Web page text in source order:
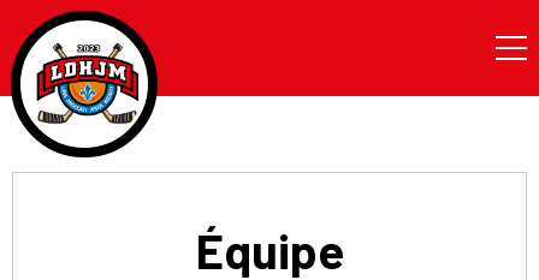
Inscription NBHPA
Inscription individuelle
CALENDRIER
Calendrier
Résultats
CLASSEMENT
Équipe